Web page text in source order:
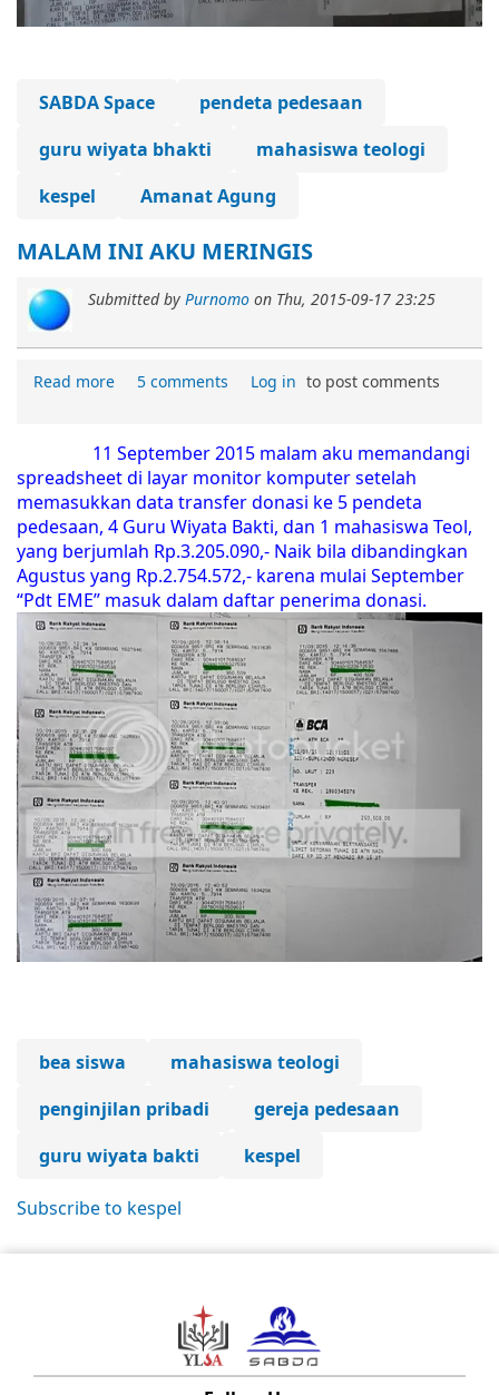
SABDA Space
pendeta pedesaan
guru wiyata bhakti
mahasiswa teologi
kespel
Amanat Agung
MALAM INI AKU MERINGIS
Submitted by Purnomo on Thu, 2015-09-17 23:25
Read more 5 comments Log in to post comments
11 September 2015 malam aku memandangi
spreadsheet di layar monitor komputer setelah
memasukkan data transfer donasi ke 5 pendeta
pedesaan, 4 Guru Wiyata Bakti, dan 1 mahasiswa Teol,
yang berjumlah Rp.3.205.090,- Naik bila dibandingkan
Agustus yang Rp.2.754.572,- karena mulai September
“Pdt EME” masuk dalam daftar penerima donasi.
bea siswa
mahasiswa teologi
penginjilan pribadi
gereja pedesaan
guru wiyata bakti
kespel
Subscribe to kespel